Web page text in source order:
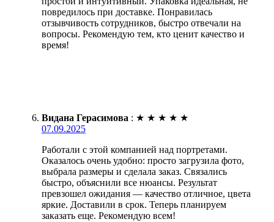
повредилось при доставке. Понравилась
отзывчивость сотрудников, быстро отвечали на
вопросы. Рекомендую тем, кто ценит качество и
время!
Видана Герасимова : ★ ★ ★ ★ ★
07.09.2025
Работали с этой компанией над портретами.
Оказалось очень удобно: просто загрузила фото,
выбрала размеры и сделала заказ. Связались
быстро, объяснили все нюансы. Результат
превзошел ожидания — качество отличное, цвета
яркие. Доставили в срок. Теперь планируем
заказать еще. Рекомендую всем!